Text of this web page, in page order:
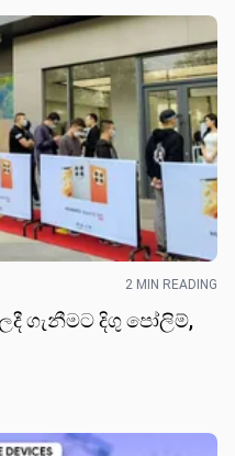
2 MIN READING
ගැනීමට දිගු පෝලිම්,